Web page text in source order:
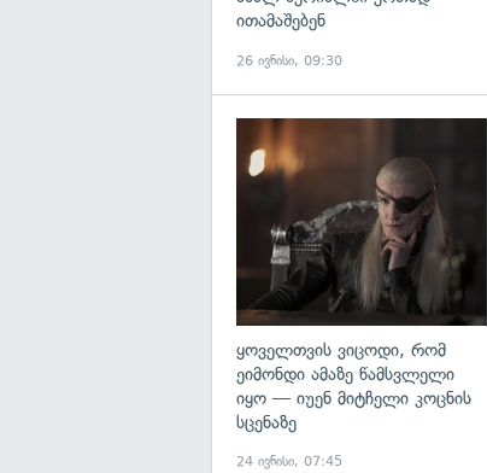
ითამაშებენ
26 ივნისი, 09:30
ყოველთვის ვიცოდი, რომ
ეიმონდი ამაზე წამსვლელი
იყო — იუენ მიტჩელი კოცნის
სცენაზე
24 ივნისი, 07:45